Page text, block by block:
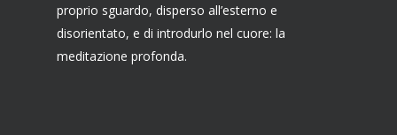
proprio sguardo, disperso all’esterno e
disorientato, e di introdurlo nel cuore: la
meditazione profonda.